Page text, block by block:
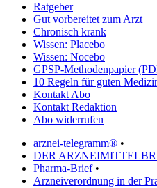
Ratgeber
Gut vorbereitet zum Arzt
Chronisch krank
Wissen: Placebo
Wissen: Nocebo
GPSP-Methodenpapier
10 Regeln für guten
Kontakt Abo
Kontakt Redaktion
Abo widerrufen
arznei-telegramm® •
DER
Pharma-Brief•
Arzneiverordnung in der